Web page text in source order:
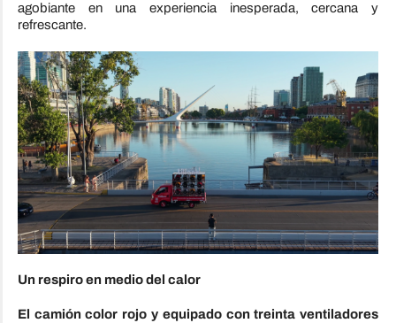
agobiante en una experiencia inesperada, cercana y
refrescante.
Un respiro en medio del calor
El camión color rojo y equipado con treinta ventiladores